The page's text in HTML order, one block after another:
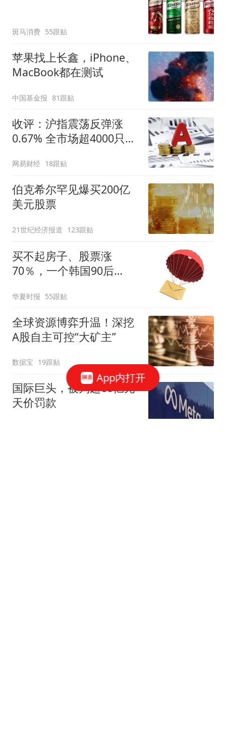
斑马消费 55跟贴
苹果找上长鑫，iPhone、
MacBook都在测试
中国基金报 81跟贴
收评：沪指震荡反弹涨
0.67% 全市场超4000只个
网易财经 18跟贴
伯克希尔罕见爆买200亿
美元股票
21世纪经济报道 123跟贴
买不起房子、股票涨
70％，一个韩国90后
华夏时报 55跟贴
全球资源博弈升温！深挖
A股自主可控“大矿主”
数据宝 19跟贴
国际巨头，被判超60亿元
天价罚款
App内打开